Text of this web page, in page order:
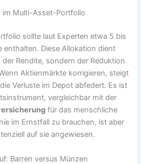
im Multi-Asset-Portfolio
sollte laut Experten etwa 5 bis
enthalten. Diese Allokation dient
Rendite, sondern der Reduktion
Aktienmärkte korrigieren, steigt
Verluste im Depot abfedert. Es ist
vergleichbar mit der
für das menschliche
im Ernstfall zu brauchen, ist aber
auf sie angewiesen.
Barren versus Münzen